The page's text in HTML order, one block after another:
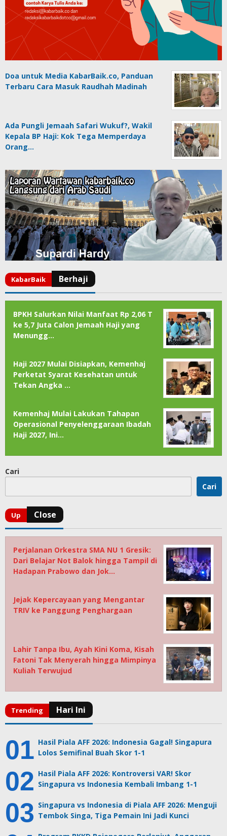
Doa untuk Media KabarBaik.co, Panduan
Terbaru Cara Masuk Raudhah Madinah
Ada Pungli Jemaah Safari Wukuf?, Wakil
Kepala BP Haji: Kok Tega Memperdaya
Orang…
BPKH Salurkan Nilai Manfaat Rp 2,06 T
ke 5,7 Juta Calon Jemaah Haji yang
Menungg…
Haji 2027 Mulai Disiapkan, Kemenhaj
Perketat Syarat Kesehatan untuk
Tekan Angka …
Kemenhaj Mulai Lakukan Tahapan
Operasional Penyelenggaraan Ibadah
Haji 2027, Ini…
Cari
Cari
Perjalanan Orkestra SMA NU 1 Gresik:
Dari Belajar Not Balok hingga Tampil di
Hadapan Prabowo dan Jok…
Jejak Kepercayaan yang Mengantar
TRIV ke Panggung Penghargaan
Lahir Tanpa Ibu, Ayah Kini Koma, Kisah
Fatoni Tak Menyerah hingga Mimpinya
Kuliah Terwujud
Hasil Piala AFF 2026: Indonesia Gagal! Singapura
Lolos Semifinal Buah Skor 1-1
Hasil Piala AFF 2026: Kontroversi VAR! Skor
Singapura vs Indonesia Kembali Imbang 1-1
Singapura vs Indonesia di Piala AFF 2026: Menguji
Tembok Singa, Tiga Pemain Ini Jadi Kunci